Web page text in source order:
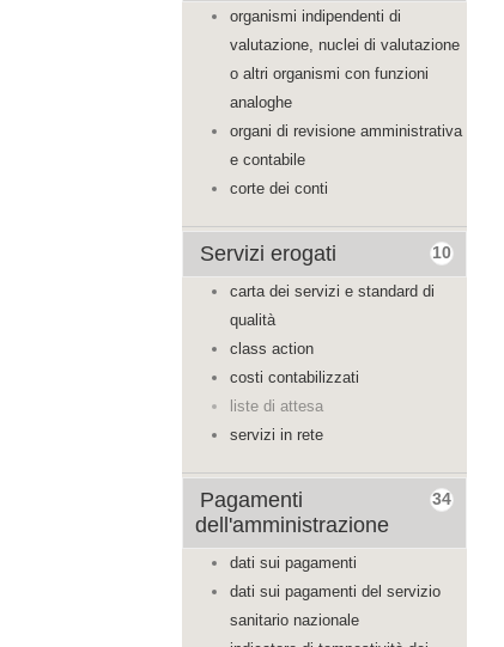
organismi indipendenti di
valutazione, nuclei di valutazione
o altri organismi con funzioni
analoghe
organi di revisione amministrativa
e contabile
corte dei conti
10
Servizi erogati
carta dei servizi e standard di
qualità
class action
costi contabilizzati
liste di attesa
servizi in rete
34
Pagamenti
dell'amministrazione
dati sui pagamenti
dati sui pagamenti del servizio
sanitario nazionale